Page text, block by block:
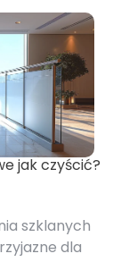
jak czyścić?
szklanych
dla